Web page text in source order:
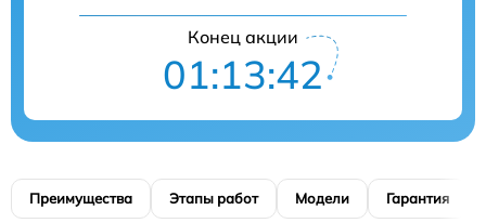
Конец акции
01:13:41
Преимущества Этапы работ Модели Гарантия